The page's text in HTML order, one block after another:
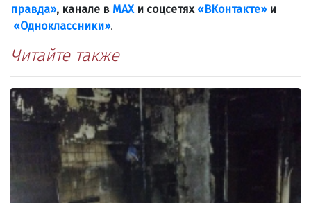
правда», канале в МАХ и соцсетях «ВКонтакте»и
«Одноклассники».
Читайте также